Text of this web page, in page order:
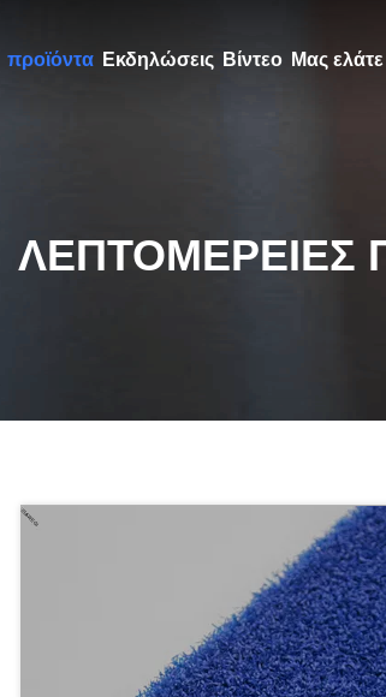
προϊόντα Εκδηλώσεις Βίντεο Μας
ΛΕΠΤΟΜΈΡΕΙΕΣ